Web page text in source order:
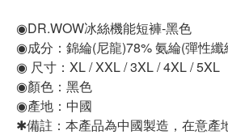
◉DR.WOW冰絲機能短褲-黑色
◉成分：錦綸(尼龍)78% 氨綸(彈性纖
◉ 尺寸：XL / XXL / 3XL / 4XL / 5XL
◉顏色：黑色
◉產地：中國
✱備註：本產品為中國製造，在意產